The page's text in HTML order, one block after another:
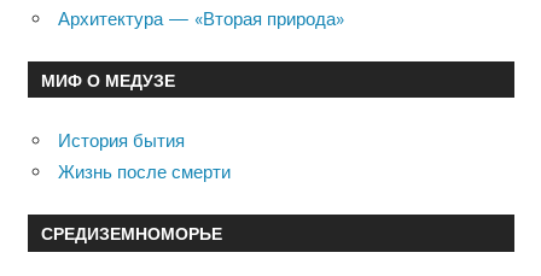
Архитектура — «Вторая природа»
МИФ О МЕДУЗЕ
История бытия
Жизнь после смерти
СРЕДИЗЕМНОМОРЬЕ